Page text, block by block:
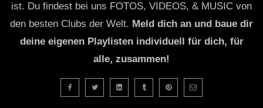
ist. Du findest bei uns FOTOS, VIDEOS, & MUSIC von
den besten Clubs der Welt. Meld dich an und baue dir
deine eigenen Playlisten individuell für dich, für
alle, zusammen!